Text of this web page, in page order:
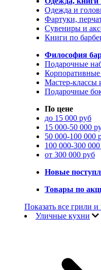
Одежда и
Фартуки,
Сувениры и
Книги по
Философия
Подарочные
Мастер-классы
Подарочные
По цене
до 15 000 руб
15 000-50 000
50 000-100 000
100 000-300
от 300 000 руб
Новые
Товары по
Показать все грили и
Уличные кухни